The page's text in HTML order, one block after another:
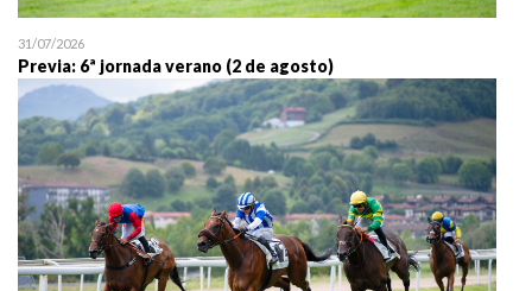
31/07/2026
Previa: 6ª jornada verano (2 de agosto)